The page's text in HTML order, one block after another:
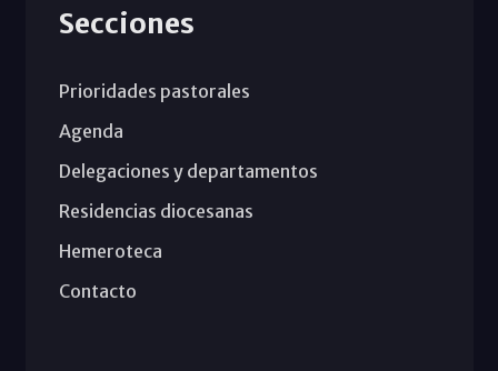
Secciones
Prioridades pastorales
Agenda
Delegaciones y departamentos
Residencias diocesanas
Hemeroteca
Contacto